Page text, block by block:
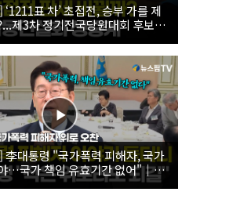
표 차’ 초접전, 승부 가를 제
제3차 정기전국당원대회 후보자
설회 생중계 | 26.08.08
대통령 "국가폭력 피해자, 국가
…국가 책임 유효기간 없어"｜
가폭력 피해자 위로 오찬